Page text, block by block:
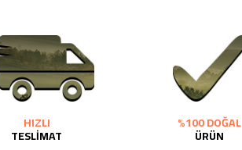
HIZLI
TESLİMAT
%100 DOĞAL
ÜRÜN